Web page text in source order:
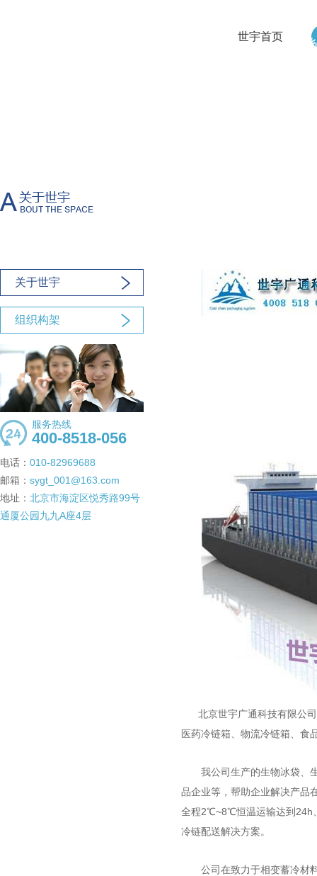
世宇首页
关于世宇
组织构架
服务热线
400-8518-056
电话： 010-82969688
邮箱： sygt_001@163.com
地址： 北京市海淀区悦秀路99号
通厦公园九九A座4层
北京世宇广通科技有限公司
医药冷链箱、物流冷链箱、食
我公司生产的生物冰袋、生
品企业等，帮助企业解决产品
全程2℃~8℃恒温运输达到24h
冷链配送解决方案。
公司在致力于相变蓄冷材料